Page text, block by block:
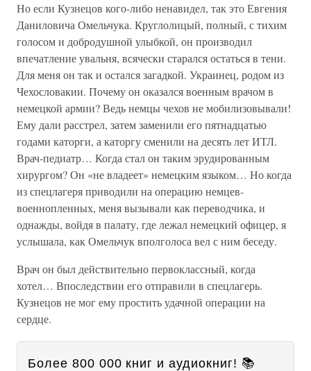
Но если Кузнецов кого-либо ненавидел, так это Евгения
Даниловича Омельчука. Круглолицый, полный, с тихим
голосом и добродушной улыбкой, он производил
впечатление увальня, всячески старался остаться в тени.
Для меня он так и остался загадкой. Украинец, родом из
Чехословакии. Почему он оказался военным врачом в
немецкой армии? Ведь немцы чехов не мобилизовывали!
Ему дали расстрел, затем заменили его пятнадцатью
годами каторги, а каторгу сменили на десять лет ИТЛ.
Врач-педиатр… Когда стал он таким эрудированным
хирургом? Он «не владеет» немецким языком… Но когда
из спецлагеря приводили на операцию немцев-
военнопленных, меня вызывали как переводчика, и
однажды, войдя в палату, где лежал немецкий офицер, я
услышала, как Омельчук вполголоса вел с ним беседу.
Врач он был действительно первоклассный, когда
хотел… Впоследствии его отправили в спецлагерь.
Кузнецов не мог ему простить удачной операции на
сердце.
Более 800 000 книг и аудиокниг! 📚